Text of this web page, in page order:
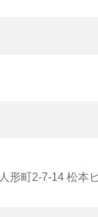
形町2-7-14 松本